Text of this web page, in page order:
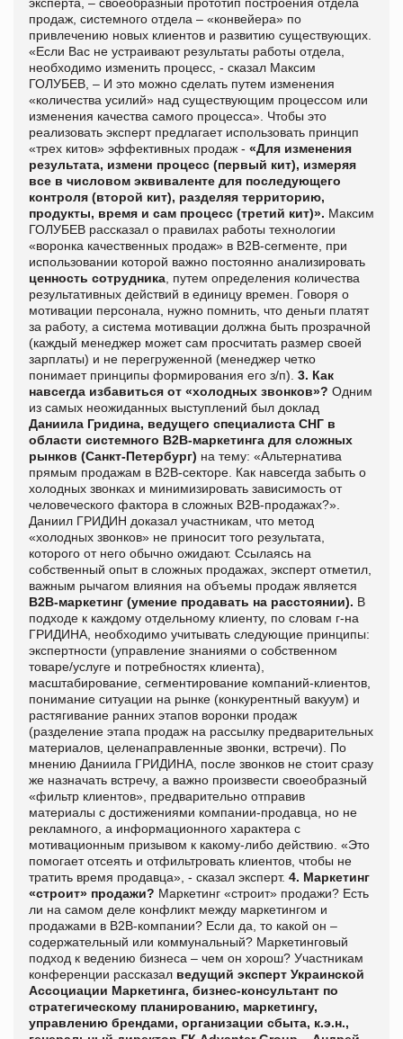
продаж, системного отдела – «конвейера» по
привлечению новых клиентов и развитию существующих.
«Если Вас не устраивают результаты работы отдела,
необходимо изменить процесс, - сказал Максим
ГОЛУБЕВ, – И это можно сделать путем изменения
«количества усилий» над существующим процессом или
изменения качества самого процесса». Чтобы это
реализовать эксперт предлагает использовать принцип
«трех китов» эффективных продаж - «Для изменения
результата, измени процесс (первый кит), измеряя
все в числовом эквиваленте для последующего
контроля (второй кит), разделяя территорию,
продукты, время и сам процесс (третий кит)». Максим
ГОЛУБЕВ рассказал о правилах работы технологии
«воронка качественных продаж» в В2В-сегменте, при
использовании которой важно постоянно анализировать
ценность сотрудника , путем определения количества
результативных действий в единицу времен. Говоря о
мотивации персонала, нужно помнить, что деньги платят
за работу, а система мотивации должна быть прозрачной
(каждый менеджер может сам просчитать размер своей
зарплаты) и не перегруженной (менеджер четко
понимает принципы формирования его з/п). 3. Как
навсегда избавиться от «холодных звонков»? Одним
из самых неожиданных выступлений был доклад
Даниила Гридина, ведущего специалиста СНГ в
области системного В2В-маркетинга для сложных
рынков (Санкт-Петербург) на тему: «Альтернатива
прямым продажам в В2В-секторе. Как навсегда забыть о
холодных звонках и минимизировать зависимость от
человеческого фактора в сложных В2В-продажах?».
Даниил ГРИДИН доказал участникам, что метод
«холодных звонков» не приносит того результата,
которого от него обычно ожидают. Ссылаясь на
собственный опыт в сложных продажах, эксперт отметил,
важным рычагом влияния на объемы продаж является
B2B-маркетинг (умение продавать на расстоянии). В
подходе к каждому отдельному клиенту, по словам г-на
ГРИДИНА, необходимо учитывать следующие принципы:
экспертности (управление знаниями о собственном
товаре/услуге и потребностях клиента),
масштабирование, сегментирование компаний-клиентов,
понимание ситуации на рынке (конкурентный вакуум) и
растягивание ранних этапов воронки продаж
(разделение этапа продаж на рассылку предварительных
материалов, целенаправленные звонки, встречи). По
мнению Даниила ГРИДИНА, после звонков не стоит сразу
же назначать встречу, а важно произвести своеобразный
«фильтр клиентов», предварительно отправив
материалы с достижениями компании-продавца, но не
рекламного, а информационного характера с
мотивационным призывом к какому-либо действию. «Это
помогает отсеять и отфильтровать клиентов, чтобы не
тратить время продавца», - сказал эксперт. 4. Маркетинг
«строит» продажи? Маркетинг «строит» продажи? Есть
ли на самом деле конфликт между маркетингом и
продажами в В2В-компании? Если да, то какой он –
содержательный или коммунальный? Маркетинговый
подход к ведению бизнеса – чем он хорош? Участникам
конференции рассказал ведущий эксперт Украинской
Ассоциации Маркетинга, бизнес-консультант по
стратегическому планированию, маркетингу,
управлению брендами, организации сбыта, к.э.н.,